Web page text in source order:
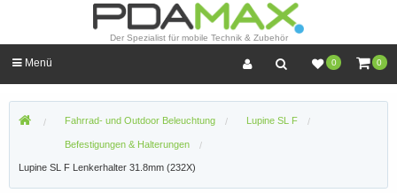
Der Spezialist für mobile Technik & Zubehör
0 0
Menü
Fahrrad- und Outdoor Beleuchtung Lupine SL F
Befestigungen & Halterungen
Lupine SL F Lenkerhalter 31.8mm (232X)